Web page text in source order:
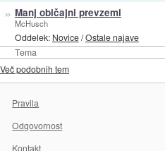
Tema
» Manj običajni prevzemi
McHusch
Oddelek: Novice/Ostale najave
Več podobnih tem
Pravila
Odgovornost
Kontakt